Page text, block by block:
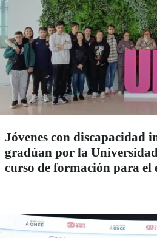
Jóvenes con discapacidad
gradúan por la
curso de formación para el